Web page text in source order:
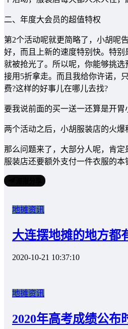
二、年度大会员的超值特权
第2个活动呢就更简略了，小胡呢
好，而且上新的速度特别快。特
就被抢光了。所以呢，你能够挑
接用5折拿走。而且我给你许诺，
费?这样的好事儿在哪儿去找?
要我说前面的买一送一还算是开
两个活动之后，小胡服装店的火
那么问题来了，大部分人呢，肯
服装店还要额外支付一件衣服的
地摊资讯
大连摆地摊的地方都
2020-10-21 10:37:10
地摊资讯
2020年高考成绩公布